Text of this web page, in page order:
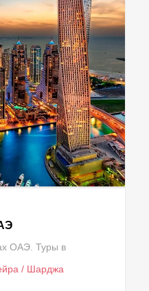
ОАЭ. Туры в
/ Шарджа